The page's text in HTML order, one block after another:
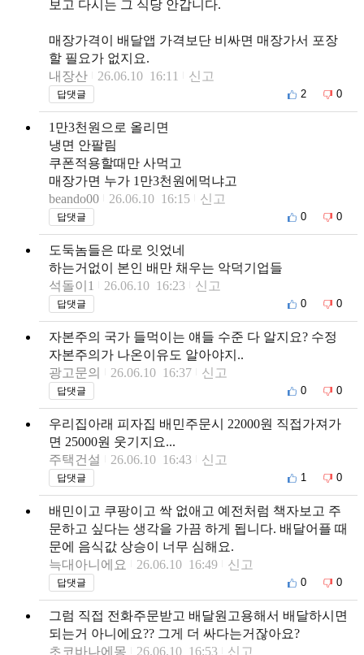
보고 다시는 그 식당 안갑니다.
매장가격이 배달앱 가격보단 비싸면 매장가서 포장
할 필요가 없지요.
내장산
26.06.10 16:11 신고
답댓글 2 0
1만3천원으로 올리면
냉면 안팔림
쿠폰적용할때만 사먹고
매장가면 누가 1만3천원에먹냐고
beando00
26.06.10 16:15 신고
답댓글 0 0
도둑놈들은 따로 잇었네
하는거없이 본인 배만 채우는 악덕기업들
석돌이1
26.06.10 16:23 신고
답댓글 0 0
자본주의 국가 들먹이는 얘들 수준 다 알지요? 수정
자본주의가 나온이유도 알아야지..
광고문의
26.06.10 16:37 신고
답댓글 0 0
우리집아래 피자집 배민주문시 22000원 직접가져가
면 25000원 웃기지요...
주택건설
26.06.10 16:43 신고
답댓글 1 0
배민이고 쿠팡이고 싹 없애고 예전처럼 책자보고 주
문하고 싶다는 생각을 가끔 하게 됩니다. 배달어플 때
문에 음식값 상승이 너무 심해요.
늑대아니에요
26.06.10 16:49 신고
답댓글 0 0
그럼 직접 전화주문받고 배달원고용해서 배달하시면
되는거 아니에요?? 그게 더 싸다는거잖아요?
초코바나에몽
26.06.10 16:53 신고